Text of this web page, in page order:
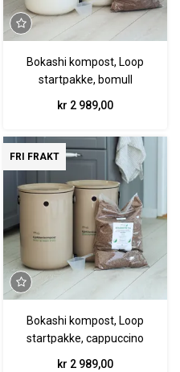
Bokashi kompost, Loop
startpakke, bomull
kr 2 989,00
FRI FRAKT
Bokashi kompost, Loop
startpakke, cappuccino
kr 2 989,00